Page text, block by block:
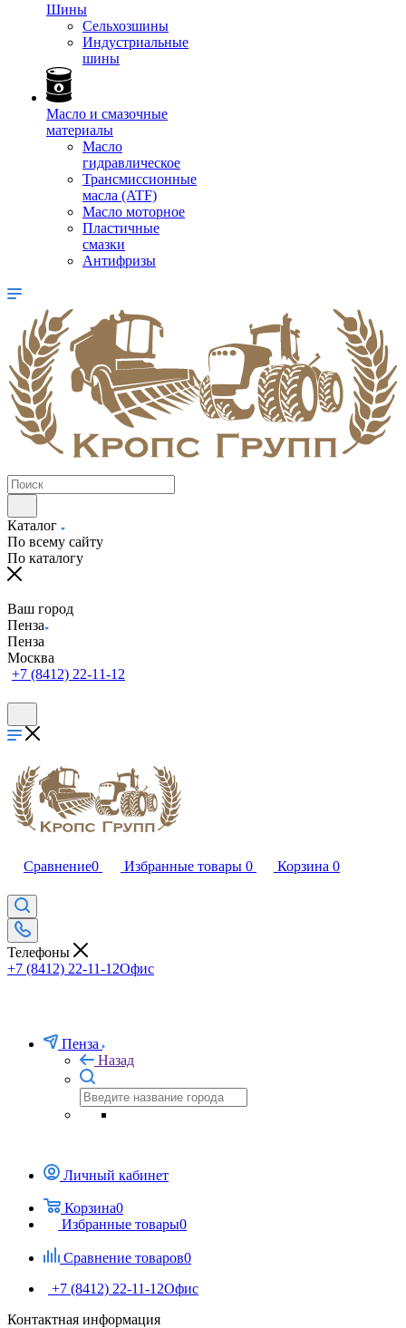
Шины
Сельхозшины
Индустриальные
шины
Масло и смазочные
материалы
Масло
гидравлическое
Трансмиссионные
масла (ATF)
Масло моторное
Пластичные
смазки
Антифризы
Каталог
По всему сайту
По каталогу
Ваш город
Пенза
Пенза
Москва
+7 (8412) 22-11-12
Сравнение0 Избранные товары 0 Корзина 0
Телефоны
+7 (8412) 22-11-12Офис
Пенза
Назад
Личный кабинет
Корзина0
Избранные товары0
Сравнение товаров0
+7 (8412) 22-11-12Офис
Контактная информация